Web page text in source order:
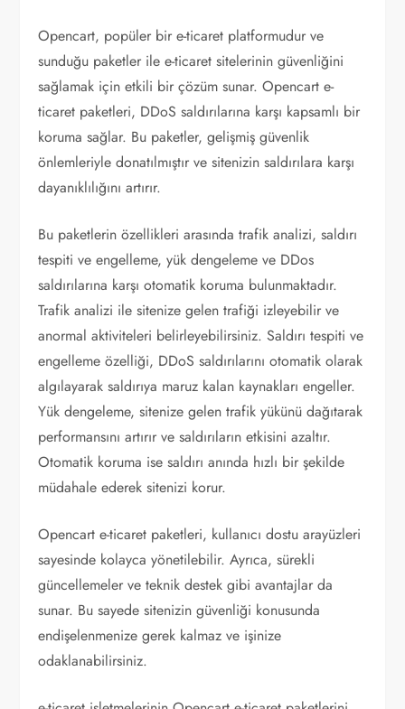
Opencart, popüler bir e-ticaret platformudur ve
sunduğu paketler ile e-ticaret sitelerinin güvenliğini
sağlamak için etkili bir çözüm sunar. Opencart e-
ticaret paketleri, DDoS saldırılarına karşı kapsamlı bir
koruma sağlar. Bu paketler, gelişmiş güvenlik
önlemleriyle donatılmıştır ve sitenizin saldırılara karşı
dayanıklılığını artırır.
Bu paketlerin özellikleri arasında trafik analizi, saldırı
tespiti ve engelleme, yük dengeleme ve DDos
saldırılarına karşı otomatik koruma bulunmaktadır.
Trafik analizi ile sitenize gelen trafiği izleyebilir ve
anormal aktiviteleri belirleyebilirsiniz. Saldırı tespiti ve
engelleme özelliği, DDoS saldırılarını otomatik olarak
algılayarak saldırıya maruz kalan kaynakları engeller.
Yük dengeleme, sitenize gelen trafik yükünü dağıtarak
performansını artırır ve saldırıların etkisini azaltır.
Otomatik koruma ise saldırı anında hızlı bir şekilde
müdahale ederek sitenizi korur.
Opencart e-ticaret paketleri, kullanıcı dostu arayüzleri
sayesinde kolayca yönetilebilir. Ayrıca, sürekli
güncellemeler ve teknik destek gibi avantajlar da
sunar. Bu sayede sitenizin güvenliği konusunda
endişelenmenize gerek kalmaz ve işinize
odaklanabilirsiniz.